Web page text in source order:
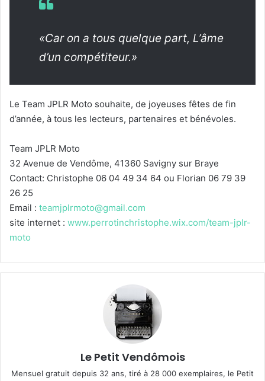
«Car on a tous quelque part, L’âme
d’un compétiteur.»
Le Team JPLR Moto souhaite, de joyeuses fêtes de fin
d’année, à tous les lecteurs, partenaires et bénévoles.
Team JPLR Moto
32 Avenue de Vendôme, 41360 Savigny sur Braye
Contact: Christophe 06 04 49 34 64 ou Florian 06 79 39
26 25
Email : teamjplrmoto@gmail.com
site internet : www.perrotinchristophe.wix.com/team-jplr-
moto
Le Petit Vendômois
Mensuel gratuit depuis 32 ans, tiré à 28 000 exemplaires, le Petit